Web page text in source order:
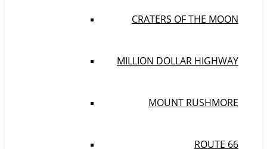
CRATERS OF THE MOON
MILLION DOLLAR HIGHWAY
MOUNT RUSHMORE
ROUTE 66